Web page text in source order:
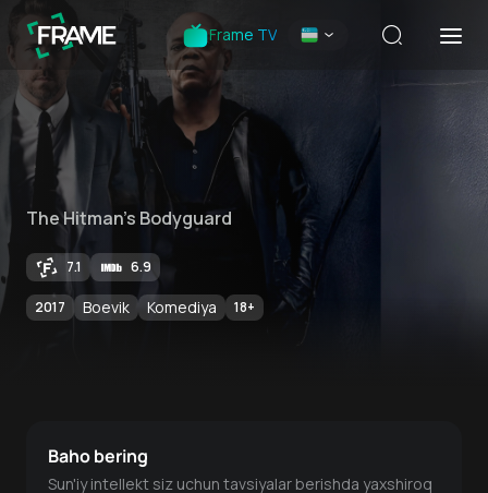
Frame TV
The Hitman's Bodyguard
7.1 6.9
2017 Boevik Komediya 18+
Baho bering
Sun'iy intellekt siz uchun tavsiyalar berishda yaxshiroq